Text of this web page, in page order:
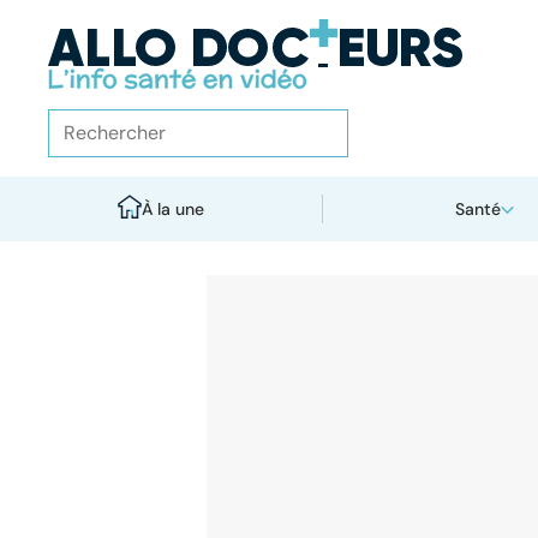
À la une Santé